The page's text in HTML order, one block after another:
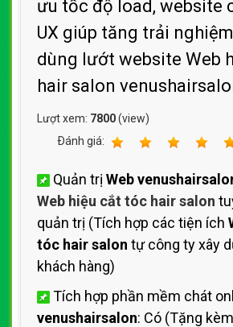
ưu tốc độ load, website
UX giúp tăng trải
dùng lướt website Web
hair salon
Lượt xem: 7800(view)
Ðánh giá:
Quản trị Web
Web hiệu cắt tóc hair salon
quản trị (Tích hợp các tiện ích
tóc hair salon tự công ty xây
khách hàng)
Tích hợp phần mềm chát
venushairsalon: Có (Tặng